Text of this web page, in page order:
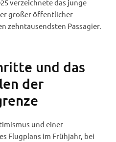
verzeichnete das junge
großer öffentlicher
zehntausendsten Passagier.
und das
der
und einer
Flugplans im Frühjahr, bei